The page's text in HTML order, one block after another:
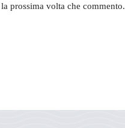
prossima volta che commento.